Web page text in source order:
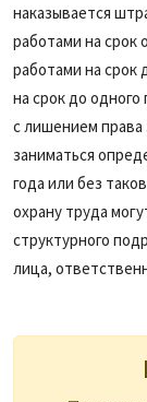
наказывается
работами на срок
работами на срок
на срок до
с лишением
заниматься
года или без
охрану труда
структурного
лица,